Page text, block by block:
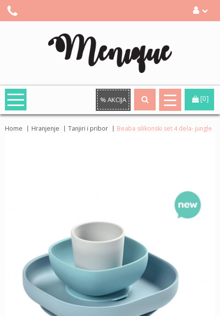
% AKCIJA [0]
Home Hranjenje Tanjiri i pribor Beaba silikonski set 4 dela- jungle